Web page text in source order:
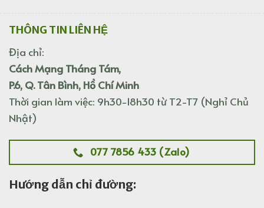
THÔNG TIN LIÊN HỆ
Địa chỉ:
Cách Mạng Tháng Tám,
P.6, Q. Tân Bình, Hồ Chí Minh
Thời gian làm việc: 9h30-18h30 từ T2-T7 (Nghỉ Chủ
Nhật)
077 7856 433 (Zalo)
Hướng dẫn chỉ đường: